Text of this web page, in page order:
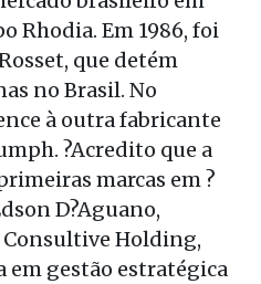
Rhodia. Em 1986, foi
que detém
no Brasil. No
à outra fabricante
?Acredito que a
marcas em ?
D?Aguano,
Holding,
em gestão estratégica